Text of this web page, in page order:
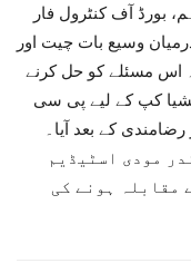
بورڈ آف کنٹرول فار
وسیع بات چیت اور
اس مسئلے کو حل کرنے
کپ کے لیے پی سی
کے بعد آیا۔
مودی اسٹیڈیم
مقابلہ ہونے کی